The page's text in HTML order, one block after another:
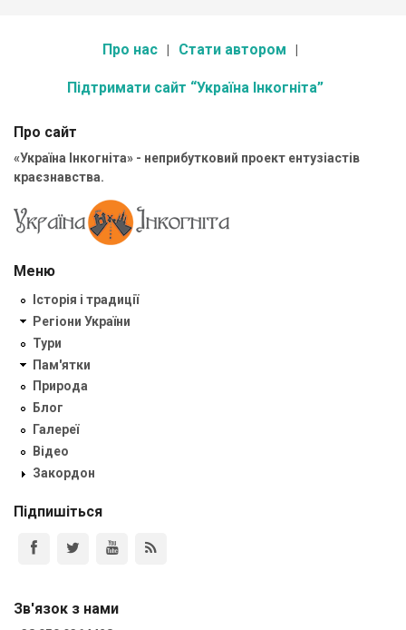
Про нас Стати автором
Підтримати сайт “Україна Інкогніта”
Про сайт
«Україна Інкогніта» - неприбутковий проект ентузіастів
краєзнавства.
Меню
Історія і традиції
Регіони України
Тури
Пам'ятки
Природа
Блог
Галереї
Відео
Закордон
Підпишіться
Зв'язок з нами